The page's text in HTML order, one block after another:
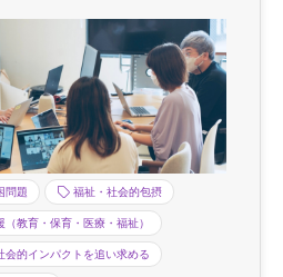
問題 福祉・社会的包摂
（教育・保育・医療・福祉）
会的インパクトを追い求める